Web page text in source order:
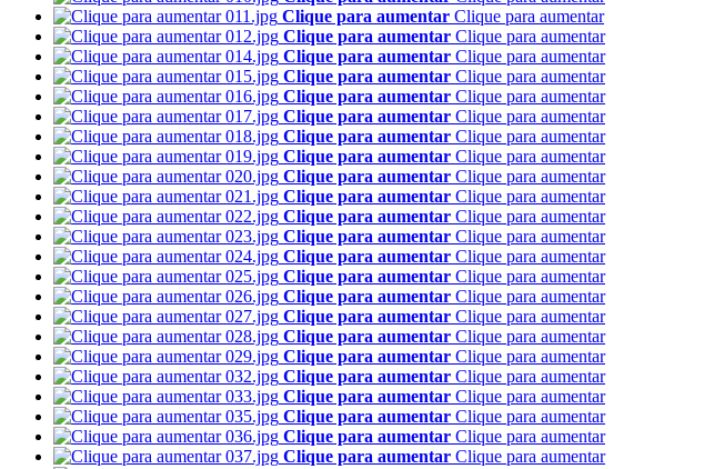
Clique para aumentar Clique para aumentar
Clique para aumentar Clique para aumentar
Clique para aumentar Clique para aumentar
Clique para aumentar Clique para aumentar
Clique para aumentar Clique para aumentar
Clique para aumentar Clique para aumentar
Clique para aumentar Clique para aumentar
Clique para aumentar Clique para aumentar
Clique para aumentar Clique para aumentar
Clique para aumentar Clique para aumentar
Clique para aumentar Clique para aumentar
Clique para aumentar Clique para aumentar
Clique para aumentar Clique para aumentar
Clique para aumentar Clique para aumentar
Clique para aumentar Clique para aumentar
Clique para aumentar Clique para aumentar
Clique para aumentar Clique para aumentar
Clique para aumentar Clique para aumentar
Clique para aumentar Clique para aumentar
Clique para aumentar Clique para aumentar
Clique para aumentar Clique para aumentar
Clique para aumentar Clique para aumentar
Clique para aumentar Clique para aumentar